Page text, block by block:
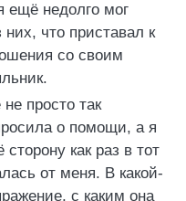
ещё недолго мог
что приставал к
со своим
просто так
о помощи, а я
как раз в тот
от меня. В какой-
с каким она